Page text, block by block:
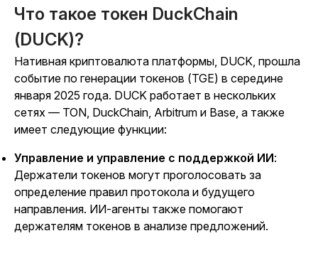
Что такое токен DuckChain
(DUCK)?
Нативная криптовалюта платформы, DUCK, прошла
событие по генерации токенов (TGE) в середине
января 2025 года. DUCK работает в нескольких
сетях — TON, DuckChain, Arbitrum и Base, а также
имеет следующие функции:
Управление и управление с поддержкой ИИ:
Держатели токенов могут проголосовать за
определение правил протокола и будущего
направления. ИИ-агенты также помогают
держателям токенов в анализе предложений.